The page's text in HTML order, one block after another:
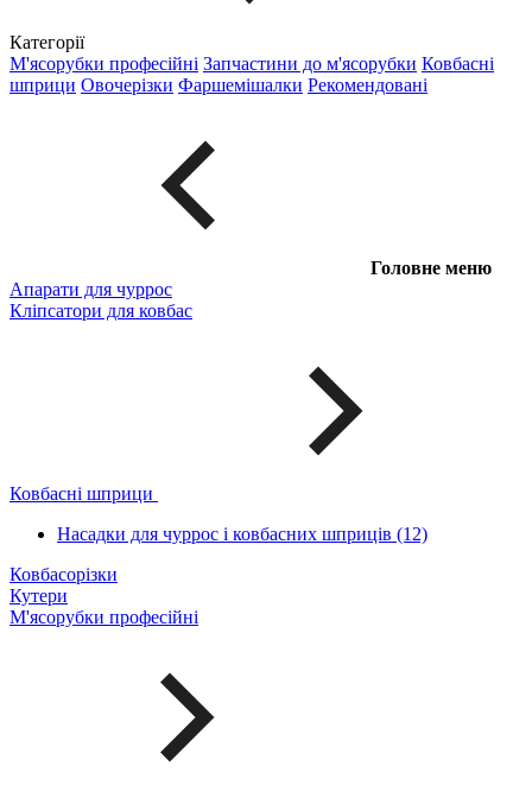
Категорії
М'ясорубки професійні Запчастини до м'ясорубки Ковбасні
шприци Овочерізки Фаршемішалки Рекомендовані
Головне меню
Апарати для чуррос
Кліпсатори для ковбас
Ковбасні шприци
Насадки для чуррос і ковбасних шприців (12)
Ковбасорізки
Кутери
М'ясорубки професійні